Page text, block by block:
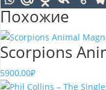
The
Marshall
Mathers
(2LP)
Похожие
Scorpions
5900,00₽